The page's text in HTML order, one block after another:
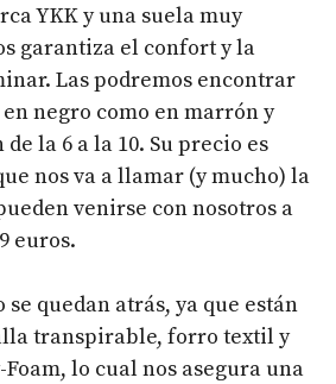
YKK y una suela muy
garantiza el confort y la
Las podremos encontrar
negro como en marrón y
la 6 a la 10. Su precio es
nos va a llamar (y mucho) la
venirse con nosotros a
euros.
se quedan atrás, ya que están
transpirable, forro textil y
lo cual nos asegura una